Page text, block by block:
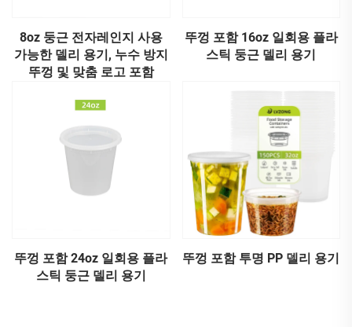
8oz 둥근 전자레인지 사용
가능한 델리 용기, 누수 방지
뚜껑 및 맞춤 로고 포함
뚜껑 포함 16oz 일회용 플라
스틱 둥근 델리 용기
뚜껑 포함 24oz 일회용 플라
스틱 둥근 델리 용기
뚜껑 포함 투명 PP 델리 용기